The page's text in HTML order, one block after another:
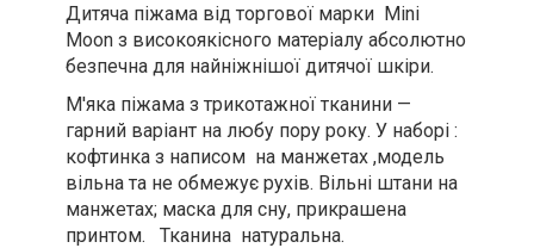
Дитяча піжама від торгової марки Mini
Moon з високоякісного матеріалу абсолютно
безпечна для найніжнішої дитячої шкіри.
М'яка піжама з трикотажної тканини —
гарний варіант на любу пору року. У наборі :
кофтинка з написом на манжетах ,модель
вільна та не обмежує рухів. Вільні штани на
манжетах; маска для сну, прикрашена
принтом. Тканина натуральна.